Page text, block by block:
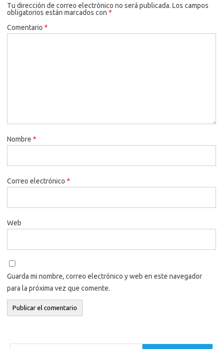
Tu dirección de correo electrónico no será publicada. Los campos
obligatorios están marcados con *
Comentario *
Nombre *
Correo electrónico *
Web
Guarda mi nombre, correo electrónico y web en este navegador
para la próxima vez que comente.